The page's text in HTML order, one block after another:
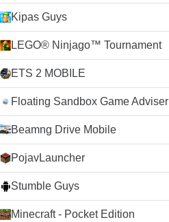
Kipas Guys
LEGO® Ninjago™ Tournament
ETS 2 MOBILE
Floating Sandbox Game Adviser
Beamng Drive Mobile
PojavLauncher
Stumble Guys
Minecraft - Pocket Edition